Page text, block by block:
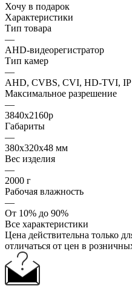
Хочу в подарок
Характеристики
Тип товара
—
AHD-видеорегистратор
Тип камер
—
AHD, CVBS, CVI, HD-TVI, IP
Максимальное разрешение
—
3840x2160p
Габариты
—
380x320x48 мм
Вес изделия
—
2000 г
Рабочая влажность
—
От 10% до 90%
Все характеристики
Цена действительна только
отличаться от цен в